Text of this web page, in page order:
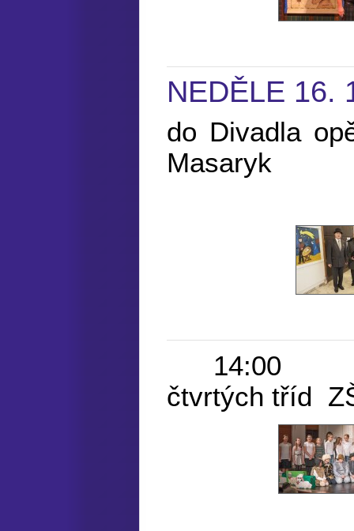
NEDĚLE 16.
do Divadla
Masaryk
14:00
čtvrtých tříd